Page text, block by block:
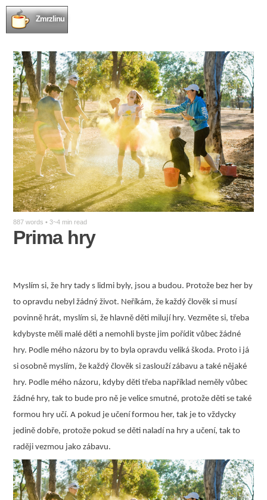
Zmrzlinu
887 words • 3~4 min read
Prima hry
Myslím si, že hry tady s lidmi byly, jsou a budou. Protože bez her by
to opravdu nebyl žádný život. Neříkám, že každý člověk si musí
povinně hrát, myslím si, že hlavně děti milují hry. Vezměte si, třeba
kdybyste měli malé děti a nemohli byste jim pořídit vůbec žádné
hry. Podle mého názoru by to byla opravdu veliká škoda. Proto i já
si osobně myslím, že každý člověk si zaslouží zábavu a také nějaké
hry. Podle mého názoru, kdyby děti třeba například neměly vůbec
žádné hry, tak to bude pro ně je velice smutné, protože děti se také
formou hry učí. A pokud je učení formou her, tak je to vždycky
jedině dobře, protože pokud se děti naladí na hry a učení, tak to
raději vezmou jako zábavu.